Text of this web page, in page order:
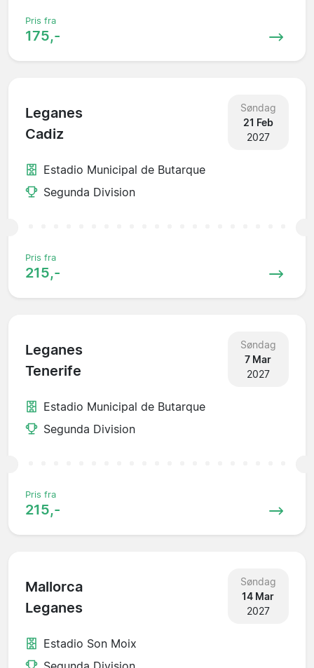
Pris fra
175,-
Leganes
Cadiz
Søndag
21 Feb
2027
Estadio Municipal de Butarque
Segunda Division
Pris fra
215,-
Leganes
Tenerife
Søndag
7 Mar
2027
Estadio Municipal de Butarque
Segunda Division
Pris fra
215,-
Mallorca
Leganes
Søndag
14 Mar
2027
Estadio Son Moix